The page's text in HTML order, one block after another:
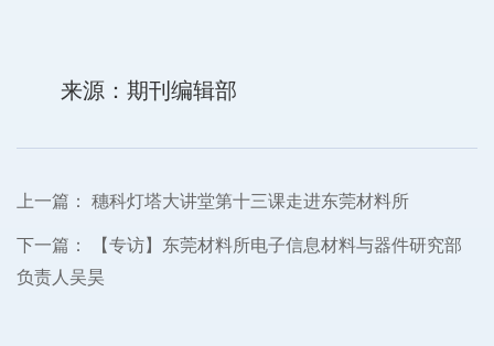
来源：期刊编辑部
上一篇： 穗科灯塔大讲堂第十三课走进东莞材料所
下一篇：
【专访】东莞材料所电子信息材料与器件研究部
负责人吴昊